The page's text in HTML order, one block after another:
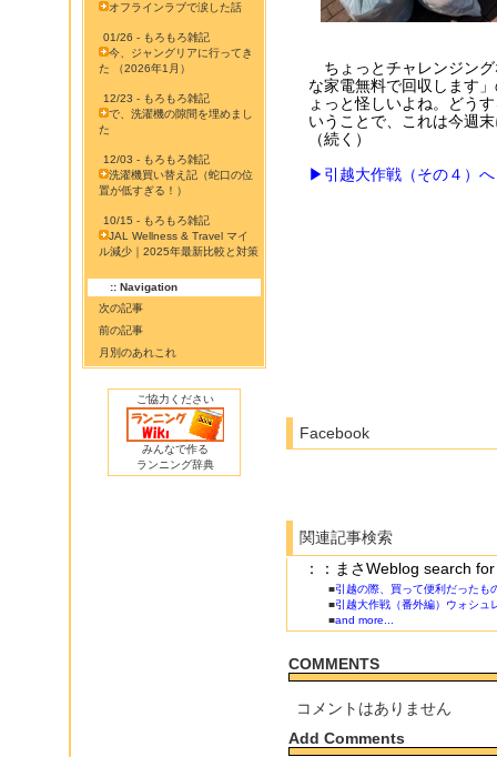
オフラインラブで涙した話
01/26 - もろもろ雑記
今、ジャングリアに行ってき
た （2026年1月）
12/23 - もろもろ雑記
で、洗濯機の隙間を埋めまし
た
12/03 - もろもろ雑記
洗濯機買い替え記（蛇口の位
置が低すぎる！）
10/15 - もろもろ雑記
JAL Wellness & Travel マイ
ル減少｜2025年最新比較と対策
:: Navigation
次の記事
前の記事
月別のあれこれ
ご協力ください
みんなで作る
ランニング辞典
ちょっとチャレンジン
な家電無料で回収します
ょっと怪しいよね。どう
いうことで、これは今週
（続く）
▶引越大作戦（その４）へ
Facebook
関連記事検索
：：まさWeblog search
■引越の際、買って便利だったも
■引越大作戦（番外編）ウォシュ
■and more...
COMMENTS
コメントはありません
Add Comments